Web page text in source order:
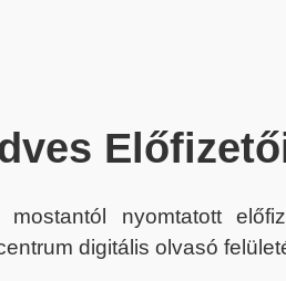
nyomtatott
digitális olvasó